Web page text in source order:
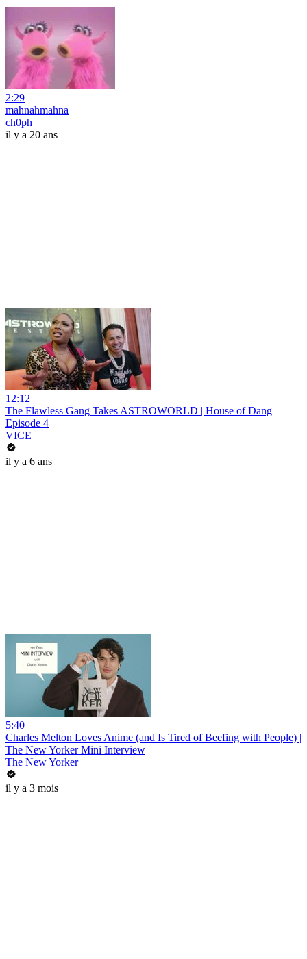
2:29
mahnahmahna
ch0ph
il y a 20 ans
12:12
The Flawless Gang Takes ASTROWORLD | House of Dang
Episode 4
VICE
il y a 6 ans
5:40
Charles Melton Loves Anime (and Is Tired of Beefing with People) |
The New Yorker Mini Interview
The New Yorker
il y a 3 mois